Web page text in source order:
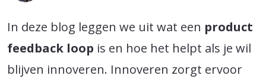
In deze blog leggen we uit wat een product
feedback loop is en hoe het helpt als je wil
blijven innoveren. Innoveren zorgt ervoor